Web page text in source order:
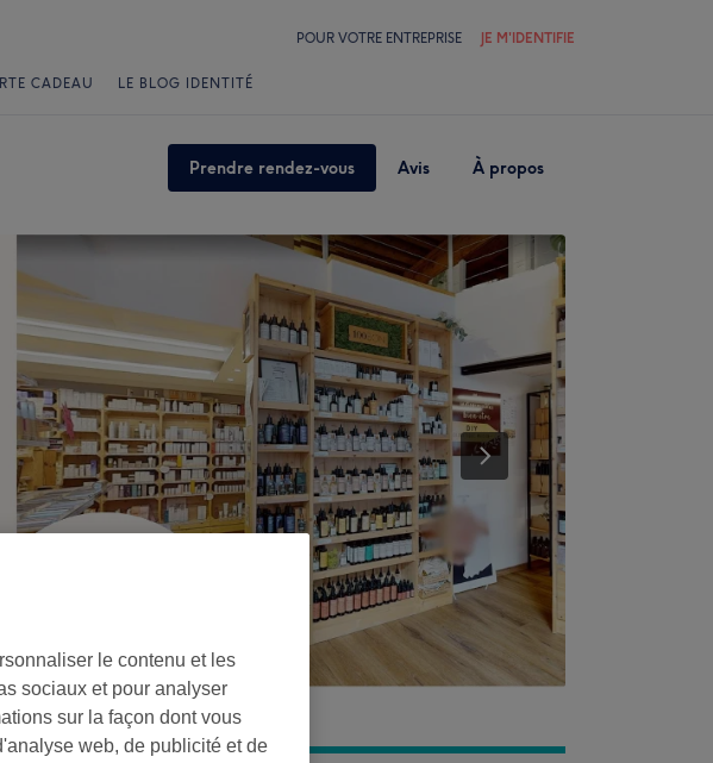
POUR VOTRE ENTREPRISE JE M'IDENTIFIE
CADEAU LE BLOG IDENTITÉ
Prendre rendez-vous Avis À propos
le contenu et les
sociaux et pour analyser
sur la façon dont vous
web, de publicité et de